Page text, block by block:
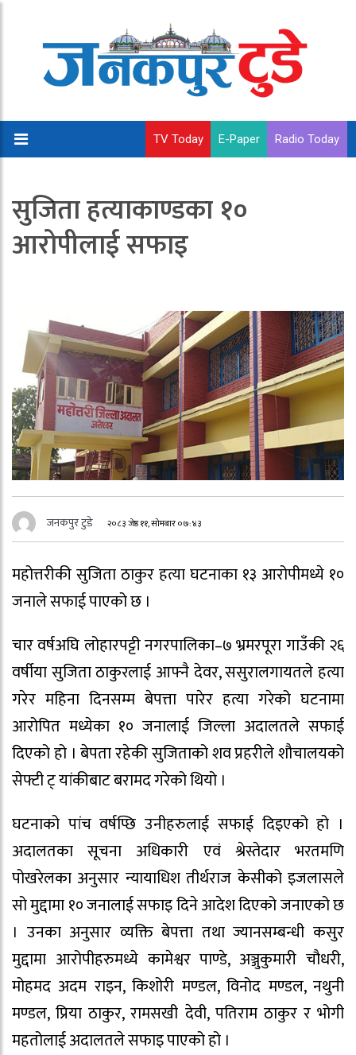
TV Today E-Paper Radio Today
सुजिता हत्याकाण्डका १०
आरोपीलाई सफाइ
जनकपुर टुडे २०८३ जेष्ठ ११, सोमबार ०७:४३
महोत्तरीकी सुजिता ठाकुर हत्या घटनाका १३ आरोपीमध्ये १०
जनाले सफाई पाएको छ ।
चार वर्षअघि लोहारपट्टी नगरपालिका–७ भ्रमरपूरा गाउँकी २६
वर्षीया सुजिता ठाकुरलाई आफ्नै देवर, ससुरालगायतले हत्या
गरेर महिना दिनसम्म बेपत्ता पारेर हत्या गरेको घटनामा
आरोपित मध्येका १० जनालाई जिल्ला अदालतले सफाई
दिएको हो । बेपता रहेकी सुजिताको शव प्रहरीले शौचालयको
सेफ्टी ट् यांकीबाट बरामद गरेको थियो ।
घटनाको पांच वर्षप्छि उनीहरुलाई सफाई दिइएको हो ।
अदालतका सूचना अधिकारी एवं श्रेस्तेदार भरतमणि
पोखरेलका अनुसार न्यायाधिश तीर्थराज केसीको इजलासले
सो मुद्दामा १० जनालाई सफाइ दिने आदेश दिएको जनाएको छ
। उनका अनुसार व्यक्ति बेपत्ता तथा ज्यानसम्बन्धी कसुर
मुद्दामा आरोपीहरुमध्ये कामेश्वर पाण्डे, अञ्जुकुमारी चौधरी,
मोहमद अदम राइन, किशोरी मण्डल, विनोद मण्डल, नथुनी
मण्डल, प्रिया ठाकुर, रामसखी देवी, पतिराम ठाकुर र भोगी
महतोलाई अदालतले सफाइ पाएको हो ।